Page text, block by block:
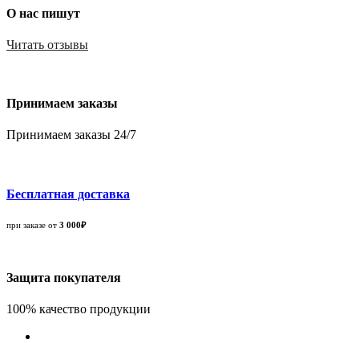
О нас пишут
Читать отзывы
Принимаем заказы
Принимаем заказы 24/7
Бесплатная доставка
при заказе от 3 000₽
Защита покупателя
100% качество продукции